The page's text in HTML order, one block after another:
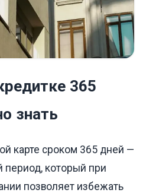
365
знать
карте сроком 365 дней —
период, который при
позволяет избежать